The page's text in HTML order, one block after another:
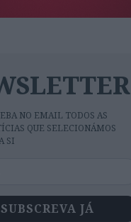
NO EMAIL TODOS AS
QUE SELECIONÁMOS
SI
SUBSCREVA JÁ